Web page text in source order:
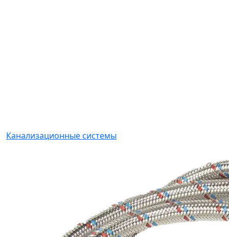
Канализационные системы